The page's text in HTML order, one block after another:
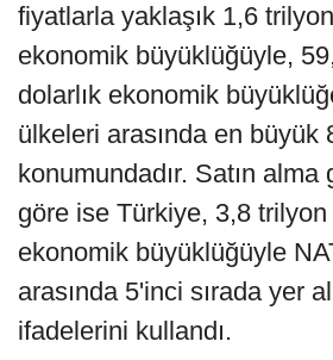
fiyatlarla yaklaşık 1,6
ekonomik büyüklüğüyle,
dolarlık ekonomik
ülkeleri arasında en büyük
konumundadır. Satın
göre ise Türkiye, 3,8 trilyon
ekonomik büyüklüğüyle
arasında 5'inci sırada yer
ifadelerini kullandı.